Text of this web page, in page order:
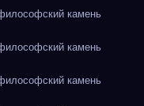
камень
камень
камень